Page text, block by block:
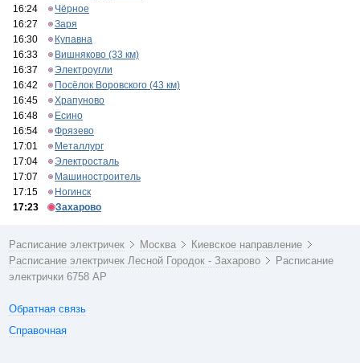
16:24
Чёрное
16:27
Заря
16:30
Купавна
16:33
Вишняково (33 км)
16:37
Электроугли
16:42
Посёлок Воровского (43 км)
16:45
Храпуново
16:48
Есино
16:54
Фрязево
17:01
Металлург
17:04
Электросталь
17:07
Машиностроитель
17:15
Ногинск
17:23
Захарово
Расписание электричек Москва
Киевское направление
Расписание электричек Лесной Городок - Захарово
Расписание
электрички 6758 АР
Обратная связь
Справочная